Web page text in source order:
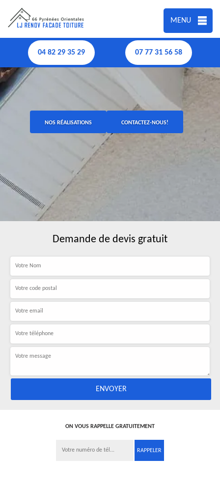
MENU
04 82 29 35 29 07 77 31 56 58
NOS RÉALISATIONS CONTACTEZ-NOUS!
Demande de devis gratuit
ON VOUS RAPPELLE GRATUITEMENT